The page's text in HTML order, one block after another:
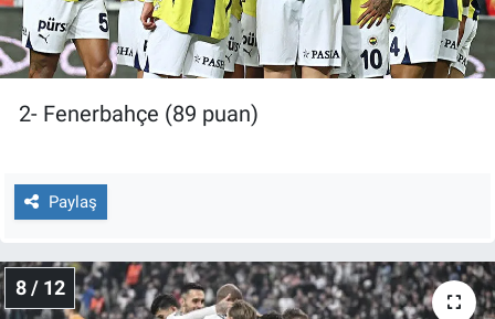
2- Fenerbahçe (89 puan)
Paylaş
8 / 12